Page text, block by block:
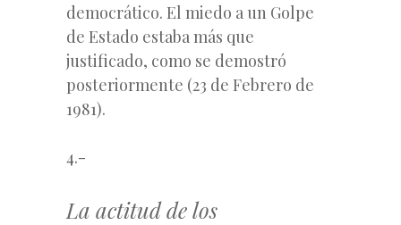
democrático. El miedo a un Golpe
de Estado estaba más que
justificado, como se demostró
posteriormente (23 de Febrero de
1981).
4.-
La actitud de los